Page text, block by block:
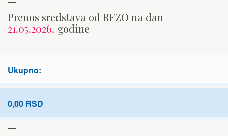
Prenos sredstava od RFZO na dan
21.05.2026. godine
Ukupno:
0,00 RSD